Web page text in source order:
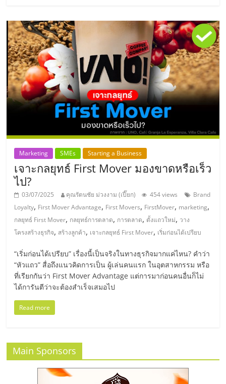
ไชส์,
ที่
ปรึกษา
รน
ไชส์,
รวม
แฟ
รน
ไชส์
ขาย
แฟ
Marketing SMEs Starting a Business
เจาะกลยุทธ์ First Mover มองขาดหรือเร็ว
ไป?
03/07/2025 คุณรัตนชัย ม่วงงาม (เปี๊ยก) 454 views
Brand
Loyalty, First Mover Advantage, First Movers, FirstMover, marketing,
กลยุทธ์ First Mover, กลยุทธ์การตลาด, การตลาด, ตั้งแถวใหม่, วาง
โครงสร้างธุรกิจ, สร้างลูกค้า, เจาะกลยุทธ์ First Mover, เริ่มก่อนได้เปรียบ
“เริ่มก่อนได้เปรียบ” เรื่องนี้เป็นจริงในทางธุรกิจมากแค่ไหน? คำว่า
“หัวแถว” สื่อถึงแนวคิดการเป็น ผู้เล่นคนแรก ในอุตสาหกรรม หรือ
ที่เรียกกันว่า First Mover Advantage แต่การมาก่อนคนอื่นก็ไม่
ได้การันตีว่าจะต้องสำเร็จเสมอไป
Read more
Main Sponsors